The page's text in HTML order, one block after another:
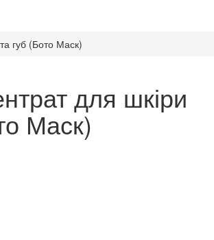
губ (Бото Маск)
для шкіри
Маск)